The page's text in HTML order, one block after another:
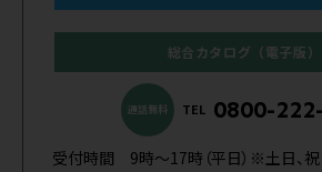
総合カタログ（電子版）
通話無料 TEL 0800-
受付時間 9時～17時（平日）※土日、祝